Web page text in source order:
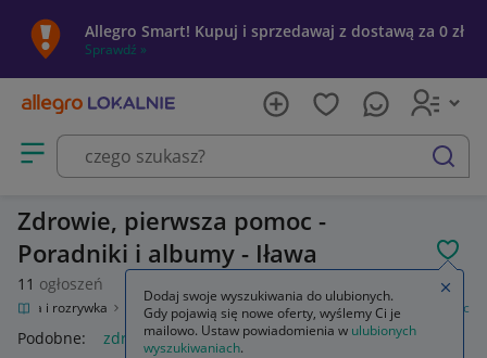
Allegro Smart! Kupuj i sprzedawaj z dostawą za 0 zł
Sprawdź »
Otwórz menu z kategoriami
szukaj
Zdrowie, pierwsza pomoc -
Poradniki i albumy - Iława
11 ogłoszeń
i rozrywka Książki Poradniki i albumy Zdrowie, pierwsza pomoc
Podobne: zdrowie pierwsza pomoc
Dodaj swoje wyszukiwania do ulubionych.
Gdy pojawią się nowe oferty, wyślemy Ci je
mailowo. Ustaw powiadomienia w ulubionych
wyszukiwaniach.